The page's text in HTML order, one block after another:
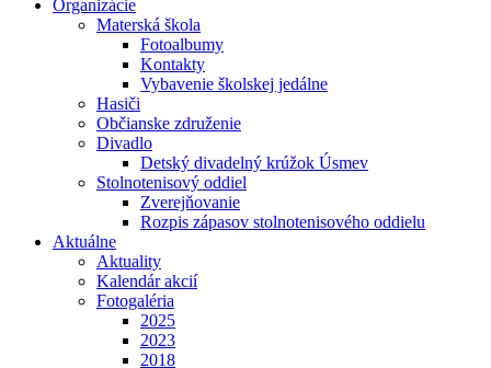
Organizácie
Materská škola
Fotoalbumy
Kontakty
Vybavenie školskej jedálne
Hasiči
Občianske združenie
Divadlo
Detský divadelný krúžok Úsmev
Stolnotenisový oddiel
Zverejňovanie
Rozpis zápasov stolnotenisového oddielu
Aktuálne
Aktuality
Kalendár akcií
Fotogaléria
2025
2023
2018